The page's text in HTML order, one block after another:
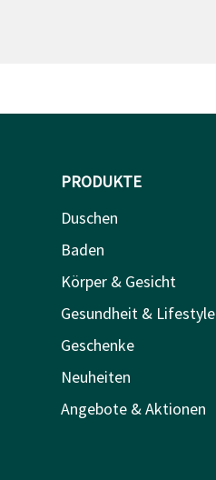
PRODUKTE
Duschen
Baden
Körper & Gesicht
Gesundheit & Lifestyle
Geschenke
Neuheiten
Angebote & Aktionen